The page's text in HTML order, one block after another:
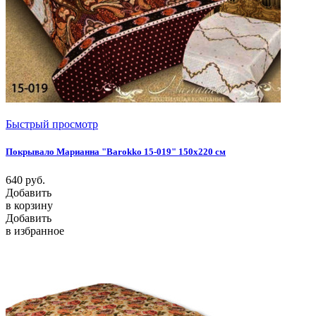
Быстрый просмотр
Покрывало Марианна "Barokko 15-019" 150х220 см
640 руб.
Добавить
в корзину
Добавить
в избранное